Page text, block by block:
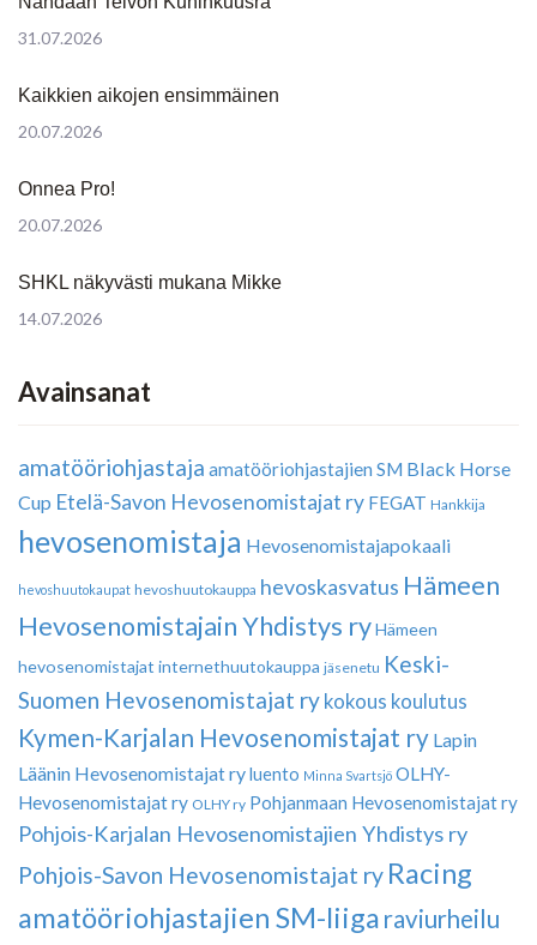
31.07.2026
Kaikkien aikojen ensimmäinen
20.07.2026
Onnea Pro!
20.07.2026
SHKL näkyvästi mukana Mikke
14.07.2026
Avainsanat
amatööriohjastaja amatööriohjastajien SM Black Horse
Cup Etelä-Savon Hevosenomistajat ry FEGAT Hankkija
hevosenomistaja Hevosenomistajapokaali
hevoshuutokaupat hevoshuutokauppa hevoskasvatus Hämeen
Hevosenomistajain Yhdistys ryHämeen
hevosenomistajat internethuutokauppa jäsenetu Keski-
Suomen Hevosenomistajat ry kokous koulutus
Kymen-Karjalan Hevosenomistajat ry Lapin
Läänin Hevosenomistajat ryluento Minna Svartsjö OLHY-
Hevosenomistajat ry OLHY ry Pohjanmaan Hevosenomistajat ry
Pohjois-Karjalan Hevosenomistajien Yhdistys ry
Pohjois-Savon Hevosenomistajat ry Racing
amatööriohjastajien SM-liiga raviurheilu